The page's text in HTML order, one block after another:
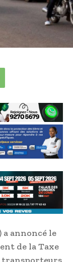
a annoncé le
de la Taxe